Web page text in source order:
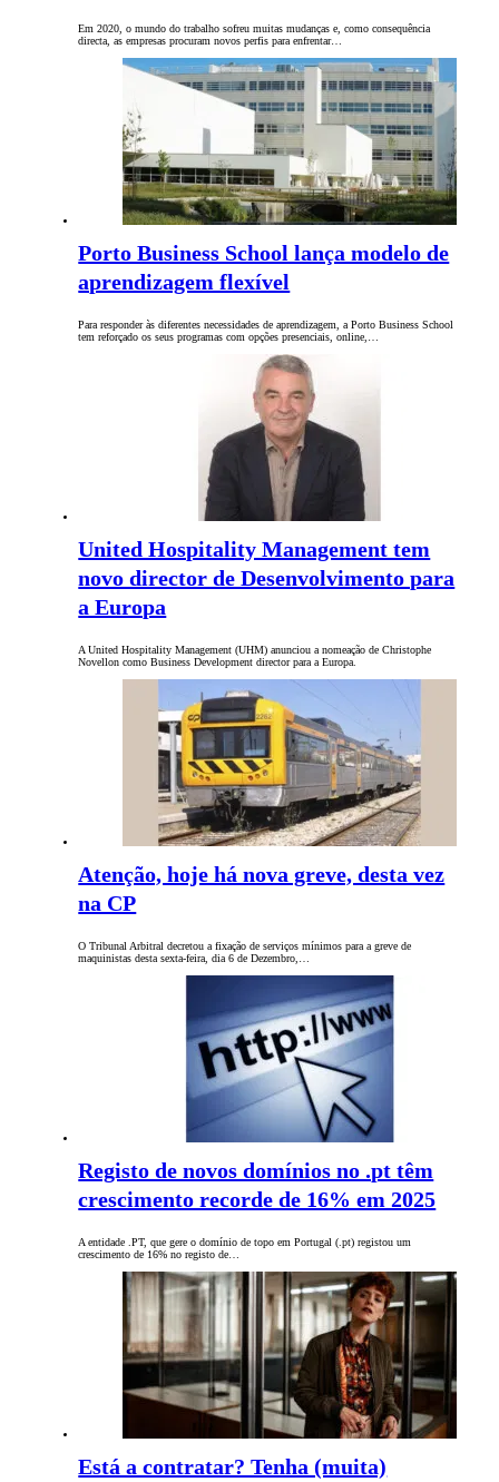
Em 2020, o mundo do trabalho sofreu muitas mudanças e, como consequência
directa, as empresas procuram novos perfis para enfrentar…
Porto Business School lança modelo de
aprendizagem flexível
Para responder às diferentes necessidades de aprendizagem, a Porto Business School
tem reforçado os seus programas com opções presenciais, online,…
United Hospitality Management tem
novo director de Desenvolvimento para
a Europa
A United Hospitality Management (UHM) anunciou a nomeação de Christophe
Novellon como Business Development director para a Europa.
Atenção, hoje há nova greve, desta vez
na CP
O Tribunal Arbitral decretou a fixação de serviços mínimos para a greve de
maquinistas desta sexta-feira, dia 6 de Dezembro,…
Registo de novos domínios no .pt têm
crescimento recorde de 16% em 2025
A entidade .PT, que gere o domínio de topo em Portugal (.pt) registou um
crescimento de 16% no registo de…
Está a contratar? Tenha (muita)